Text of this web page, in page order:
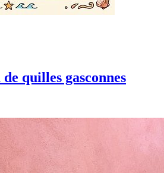
quilles gasconnes